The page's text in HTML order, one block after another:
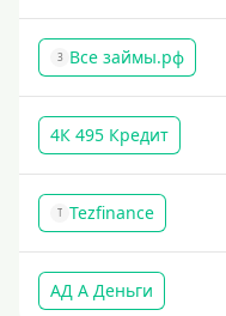
З Все займы.рф
4К 495 Кредит
T Tezfinance
АД А Деньги